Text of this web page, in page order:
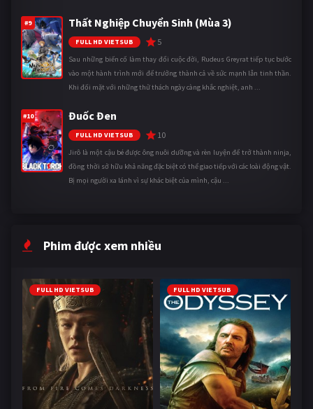
#9 Thất Nghiệp Chuyển Sinh (Mùa 3)
FULL HD VIETSUB 5
Sau những biến cố làm thay đổi cuộc đời, Rudeus Greyrat tiếp tục bước
vào một hành trình mới để trưởng thành cả về sức mạnh lẫn tinh thần.
Khi đối mặt với những thử thách ngày càng khắc nghiệt, anh ...
#10 Đuốc Đen
FULL HD VIETSUB 10
Jirô là một cậu bé được ông nuôi dưỡng và rèn luyện để trở thành ninja,
đồng thời sở hữu khả năng đặc biệt có thể giao tiếp với các loài động vật.
Bị mọi người xa lánh vì sự khác biệt của mình, cậu ...
Phim được xem nhiều
FULL HD VIETSUB FULL HD VIETSUB